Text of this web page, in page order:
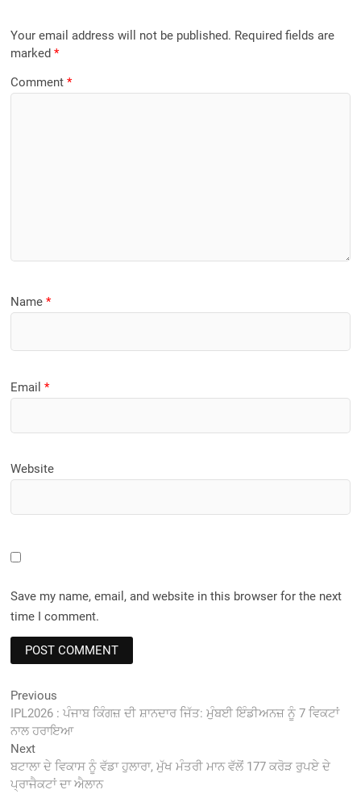
Your email address will not be published. Required fields are
marked*
Comment*
Name*
Email*
Website
Save my name, email, and website in this browser for the next
time I comment.
Post
navigation
Previous
post:
IPL2026 : ਪੰਜਾਬ ਕਿੰਗਜ਼ ਦੀ ਸ਼ਾਨਦਾਰ ਜਿੱਤ: ਮੁੰਬਈ ਇੰਡੀਅਨਜ਼ ਨੂੰ 7 ਵਿਕਟਾਂ
ਨਾਲ ਹਰਾਇਆ
NextNext
post:
ਬਟਾਲਾ ਦੇ ਵਿਕਾਸ ਨੂੰ ਵੱਡਾ ਹੁਲਾਰਾ, ਮੁੱਖ ਮੰਤਰੀ ਮਾਨ ਵੱਲੋਂ 177 ਕਰੋੜ ਰੁਪਏ ਦੇ
ਪ੍ਰਾਜੈਕਟਾਂ ਦਾ ਐਲਾਨ